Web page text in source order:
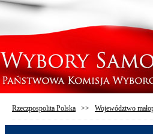
Rzeczpospolita Polska >> Województwo